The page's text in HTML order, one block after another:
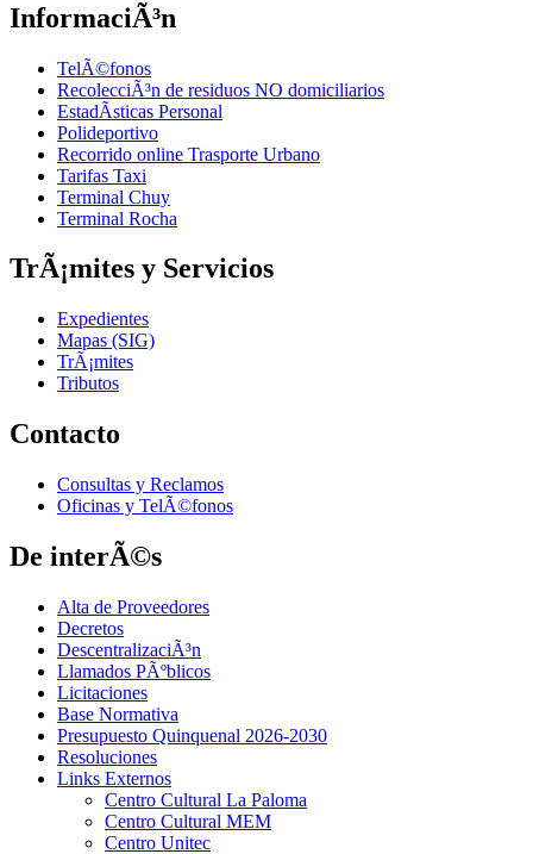
InformaciÃ³n
TelÃ©fonos
RecolecciÃ³n de residuos NO domiciliarios
EstadÃ­sticas Personal
Polideportivo
Recorrido online Trasporte Urbano
Tarifas Taxi
Terminal Chuy
Terminal Rocha
TrÃ¡mites y Servicios
Expedientes
Mapas (SIG)
TrÃ¡mites
Tributos
Contacto
Consultas y Reclamos
Oficinas y TelÃ©fonos
De interÃ©s
Alta de Proveedores
Decretos
DescentralizaciÃ³n
Llamados PÃºblicos
Licitaciones
Base Normativa
Presupuesto Quinquenal 2026-2030
Resoluciones
Links Externos
Centro Cultural La Paloma
Centro Cultural MEM
Centro Unitec